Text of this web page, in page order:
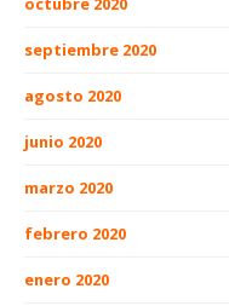
septiembre 2020
agosto 2020
junio 2020
marzo 2020
febrero 2020
enero 2020